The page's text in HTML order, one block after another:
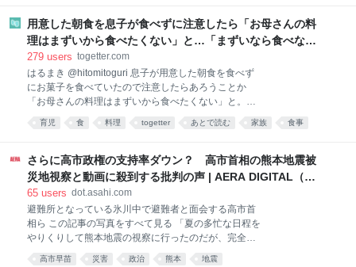
用意した朝食を息子が食べずに注意したら「お母さんの料
理はまずいから食べたくない」と…「まずいなら食べなく
ていい。今後は自分で食事を用意しなさい。お金は渡す」
と言った話が議論に
279 users togetter.com
はるまき @hitomitoguri 息子が用意した朝食を食べず
にお菓子を食べていたので注意したらあろうことか
「お母さんの料理はまずいから食べたくない」と。反
抗期も大概にせいよとキレそうになりながら「まずい
なら食べなくていい。今後は自分で食事を用意しなさ
用意してほしい。 2026-08-08 18:02:04 はるまき
@hitomitoguri 「思ってないけど口から出たんだよ…
ごめんなさい…僕はお母さんと仲良くくらしたいだけ
恐らく私の実家で父や妹が母の料理に文句を言うのを
真似したのだろう。あの人達はいつも食事に文句を言
ってるから。まあしばらくは自分でなんとかしなさい
ね。 2026-08-08 18:02:05 はるまき @hitomitoguri イ
育児 食 料理 togetter あとで読む 家族 食事
さらに高市政権の支持率ダウン？ 高市首相の熊本地震被
災地視察と動画に殺到する批判の声 | AERA DIGITAL（ア
エラデジタル）
65 users dot.asahi.com
避難所となっている氷川中で避難者と面会する高市首
相ら この記事の写真をすべて見る 「夏の多忙な日程を
やりくりして熊本地震の視察に行ったのだが、完全に
逆効果になってしまった」 【写真】高市首相の次の党
高市早苗 災害 政治 熊本 地震